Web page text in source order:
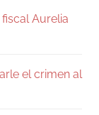
Aurelia
el crimen al